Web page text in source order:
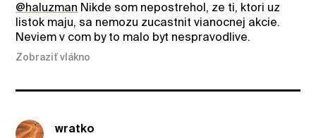
@haluzman Nikde som nepostrehol, ze ti, ktori uz
listok maju, sa nemozu zucastnit vianocnej akcie.
Neviem v com by to malo byt nespravodlive.
Zobraziť vlákno
wratko